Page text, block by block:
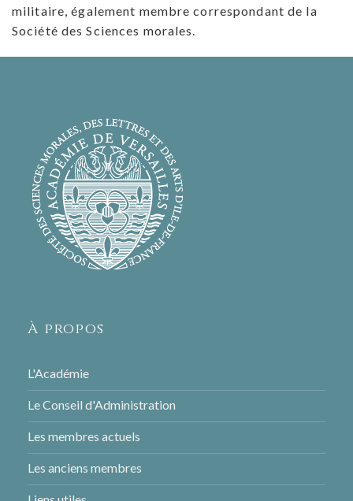
militaire, également membre correspondant de la
Société des Sciences morales.
À propos
L'Académie
Le Conseil d'Administration
Les membres actuels
Les anciens membres